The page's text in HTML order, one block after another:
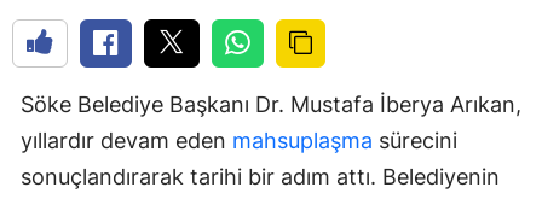
Söke Belediye Başkanı Dr. Mustafa İberya Arıkan,
yıllardır devam eden mahsuplaşma sürecini
sonuçlandırarak tarihi bir adım attı. Belediyenin